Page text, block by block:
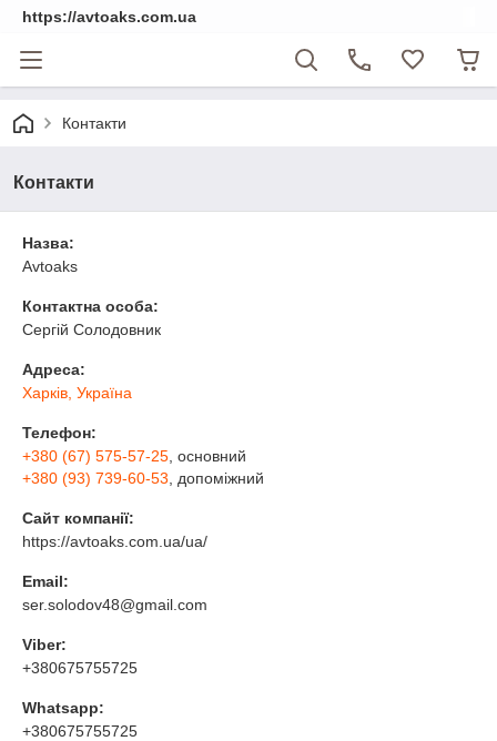
https://avtoaks.com.ua
Контакти
Контакти
Назва:
Avtoaks
Контактна особа:
Сергiй Солодовник
Адреса:
Харків, Україна
Телефон:
+380 (67) 575-57-25 , основний
+380 (93) 739-60-53 , допомiжний
Сайт компанії:
https://avtoaks.com.ua/ua/
Email:
ser.solodov48@gmail.com
Viber:
+380675755725
Whatsapp:
+380675755725